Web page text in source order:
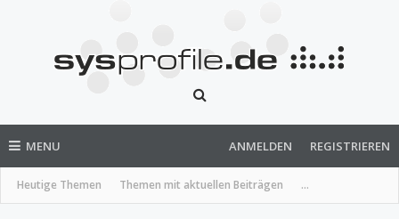
MENU
Heutige Themen Themen mit aktuellen Beiträgen ...
ANMELDEN REGISTRIEREN